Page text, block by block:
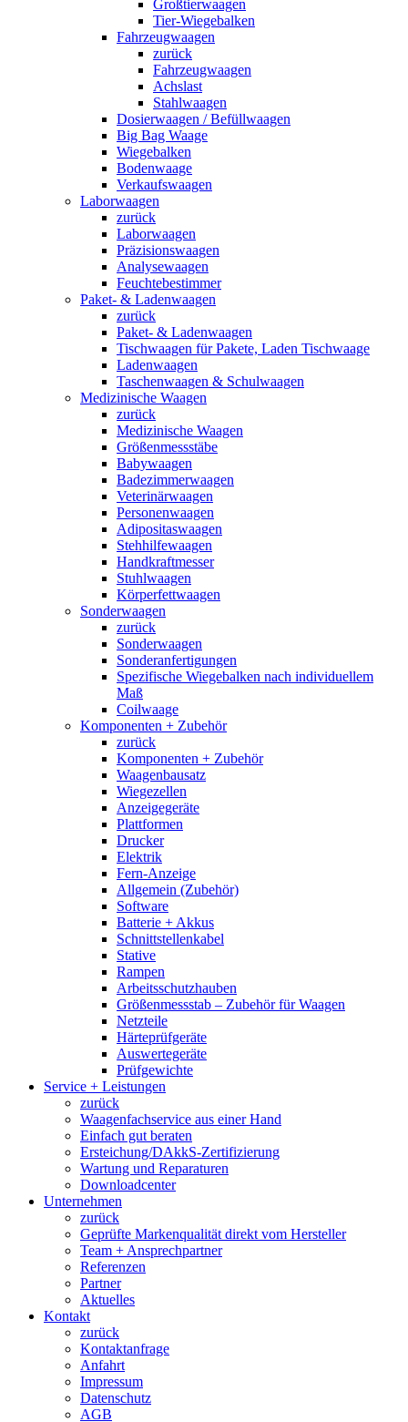
Großtierwaagen
Tier-Wiegebalken
Fahrzeugwaagen
zurück
Fahrzeugwaagen
Achslast
Stahlwaagen
Dosierwaagen / Befüllwaagen
Big Bag Waage
Wiegebalken
Bodenwaage
Verkaufswaagen
Laborwaagen
zurück
Laborwaagen
Präzisionswaagen
Analysewaagen
Feuchtebestimmer
Paket- & Ladenwaagen
zurück
Paket- & Ladenwaagen
Tischwaagen für Pakete, Laden Tischwaage
Ladenwaagen
Taschenwaagen & Schulwaagen
Medizinische Waagen
zurück
Medizinische Waagen
Größenmessstäbe
Babywaagen
Badezimmerwaagen
Veterinärwaagen
Personenwaagen
Adipositaswaagen
Stehhilfewaagen
Handkraftmesser
Stuhlwaagen
Körperfettwaagen
Sonderwaagen
zurück
Sonderwaagen
Sonderanfertigungen
Spezifische Wiegebalken nach individuellem
Maß
Coilwaage
Komponenten + Zubehör
zurück
Komponenten + Zubehör
Waagenbausatz
Wiegezellen
Anzeigegeräte
Plattformen
Drucker
Elektrik
Fern-Anzeige
Allgemein (Zubehör)
Software
Batterie + Akkus
Schnittstellenkabel
Stative
Rampen
Arbeitsschutzhauben
Größenmessstab – Zubehör für Waagen
Netzteile
Härteprüfgeräte
Auswertegeräte
Prüfgewichte
Service + Leistungen
zurück
Waagenfachservice aus einer Hand
Einfach gut beraten
Ersteichung/DAkkS-Zertifizierung
Wartung und Reparaturen
Downloadcenter
Unternehmen
zurück
Geprüfte Markenqualität direkt vom Hersteller
Team + Ansprechpartner
Referenzen
Partner
Aktuelles
Kontakt
zurück
Kontaktanfrage
Anfahrt
Impressum
Datenschutz
AGB